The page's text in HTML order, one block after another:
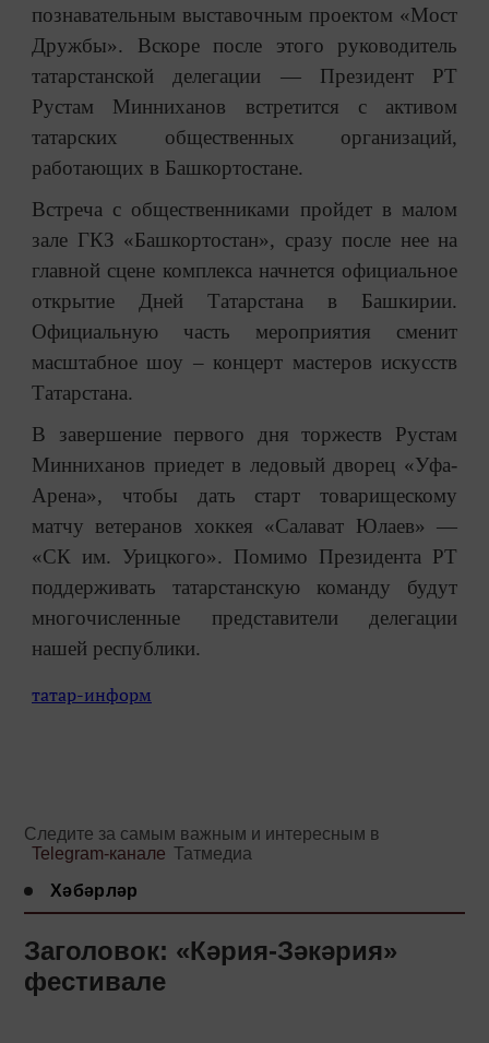
познавательным выставочным проектом «Мост
Дружбы». Вскоре после этого руководитель
татарстанской делегации — Президент РТ
Рустам Минниханов встретится с активом
татарских общественных организаций,
работающих в Башкортостане.
Встреча с общественниками пройдет в малом
зале ГКЗ «Башкортостан», сразу после нее на
главной сцене комплекса начнется официальное
открытие Дней Татарстана в Башкирии.
Официальную часть мероприятия сменит
масштабное шоу – концерт мастеров искусств
Татарстана.
В завершение первого дня торжеств Рустам
Минниханов приедет в ледовый дворец «Уфа-
Арена», чтобы дать старт товарищескому
матчу ветеранов хоккея «Салават Юлаев» —
«СК им. Урицкого». Помимо Президента РТ
поддерживать татарстанскую команду будут
многочисленные представители делегации
нашей республики.
татар-информ
Следите за самым важным и интересным в
Telegram-канале Татмедиа
Хәбәрләр
Заголовок: «Кәрия-Зәкәрия»
фестивале